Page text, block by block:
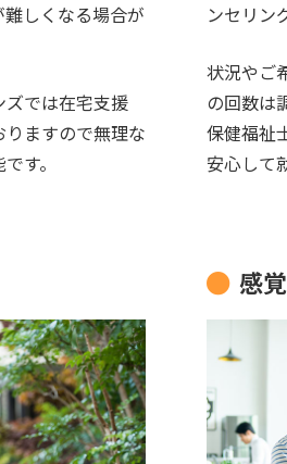
しくなる場合が
ズでは在宅支援
りますので無理な
す。
ンセリン
状況やご
の回数は
保健福祉
安心して
感